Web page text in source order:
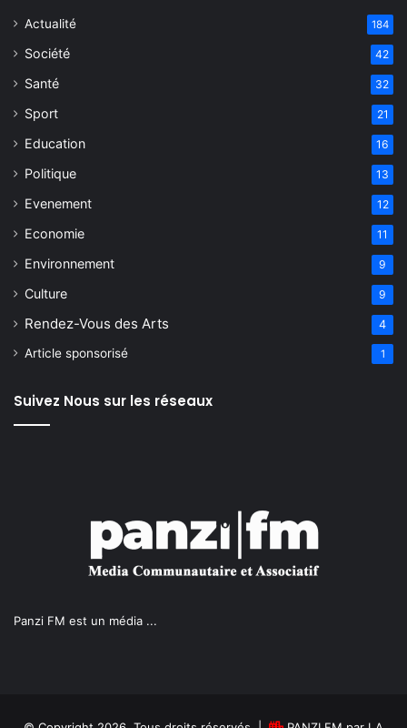
Actualité 184
Société 42
Santé 32
Sport 21
Education 16
Politique 13
Evenement 12
Economie 11
Environnement 9
Culture 9
Rendez-Vous des Arts 4
Article sponsorisé 1
Suivez Nous sur les réseaux
Panzi FM est un média ...